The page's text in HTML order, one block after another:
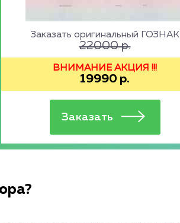
Заказать оригинальный ГОЗНАК
22000р.
ВНИМАНИЕ АКЦИЯ !!!
19990 р.